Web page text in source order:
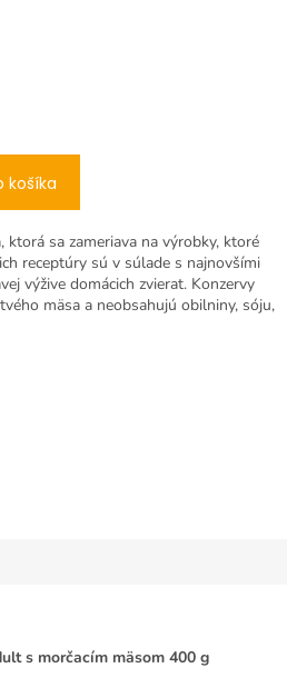
košíka
ktorá sa zameriava na výrobky, ktoré
receptúry sú v súlade s najnovšími
výžive domácich zvierat. Konzervy
mäsa a neobsahujú obilniny, sóju,
s morčacím mäsom 400 g